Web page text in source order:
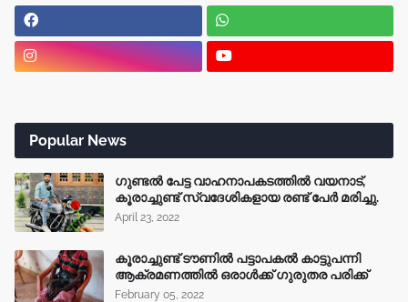
Popular News
ഗുണ്ടൽ പേട്ട വാഹനാപകടത്തിൽ വയനാട്,
കൂരാച്ചുണ്ട് സ്വദേശികളായ രണ്ട് പേർ മരിച്ചു.
April 23, 2022
കൂരാച്ചുണ്ട് ടൗണിൽ പട്ടാപകൽ കാട്ടുപന്നി
ആക്രമണത്തിൽ ഒരാൾക്ക് ഗുരുതര പരിക്ക്
February 05, 2022